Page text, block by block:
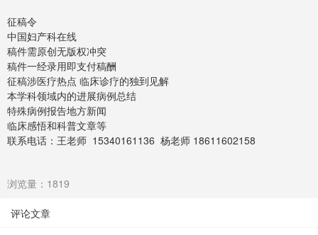
征稿令
中国妇产科在线
稿件需原创无版权冲突
稿件一经录用即支付稿酬
征稿涉医疗热点 临床诊疗的独到见解
本学科领域内的进展病例总结
特殊病例报告地方新闻
临床感悟和科普文章等
联系电话：王老师 15340161136 杨老师 18611602158
浏览量：1819
评论文章